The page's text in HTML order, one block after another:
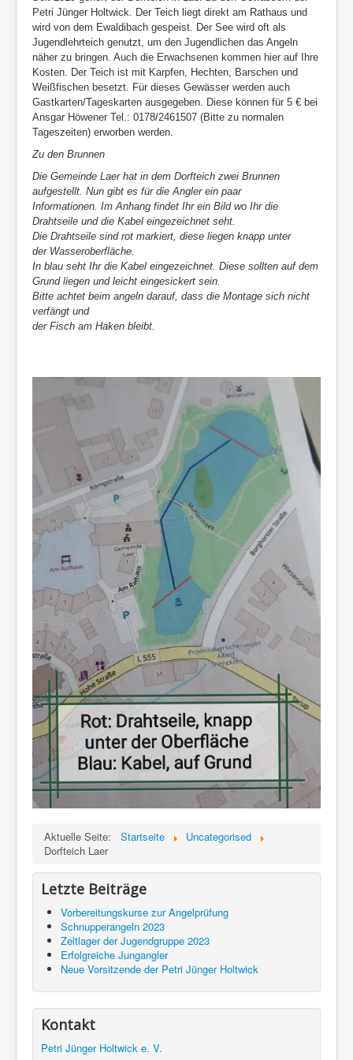
Vorstand
Datenschutzerklärung
Impressum
Login
Petri Jünger Holtwick. Der Teich liegt direkt am Rathaus und
wird von dem Ewaldibach gespeist. Der See wird oft als
Jugendlehrteich genutzt, um den Jugendlichen das Angeln
näher zu bringen. Auch die Erwachsenen kommen hier auf Ihre
Kosten. Der Teich ist mit Karpfen, Hechten, Barschen und
Weißfischen besetzt. Für dieses Gewässer werden auch
Gastkarten/Tageskarten ausgegeben. Diese können für 5 € bei
Ansgar Höwener Tel.: 0178/2461507 (Bitte zu normalen
Tageszeiten) erworben werden.
Zu den Brunnen
Die Gemeinde Laer hat in dem Dorfteich zwei Brunnen
aufgestellt. Nun gibt es für die Angler ein paar
Informationen. Im Anhang findet Ihr ein Bild wo Ihr die
Drahtseile und die Kabel eingezeichnet seht.
Die Drahtseile sind rot markiert, diese liegen knapp unter
der Wasseroberfläche.
In blau seht Ihr die Kabel eingezeichnet. Diese sollten auf dem
Grund liegen und leicht eingesickert sein.
Bitte achtet beim angeln darauf, dass die Montage sich nicht
verfängt und
der Fisch am Haken bleibt.
Aktuelle Seite: Startseite
Uncategorised
Dorfteich Laer
Letzte Beiträge
Vorbereitungskurse zur Angelprüfung
Schnupperangeln 2023
Zeltlager der Jugendgruppe 2023
Erfolgreiche Jungangler
Neue Vorsitzende der Petri Jünger Holtwick
Kontakt
Petri Jünger Holtwick e. V.